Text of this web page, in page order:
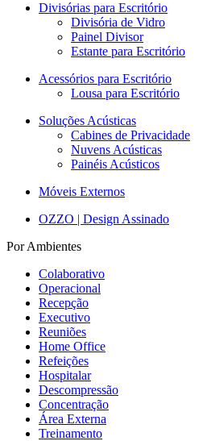
Divisórias para Escritório
Divisória de Vidro
Painel Divisor
Estante para Escritório
Acessórios para Escritório
Lousa para Escritório
Soluções Acústicas
Cabines de Privacidade
Nuvens Acústicas
Painéis Acústicos
Móveis Externos
OZZO | Design Assinado
Por Ambientes
Colaborativo
Operacional
Recepção
Executivo
Reuniões
Home Office
Refeições
Hospitalar
Descompressão
Concentração
Área Externa
Treinamento